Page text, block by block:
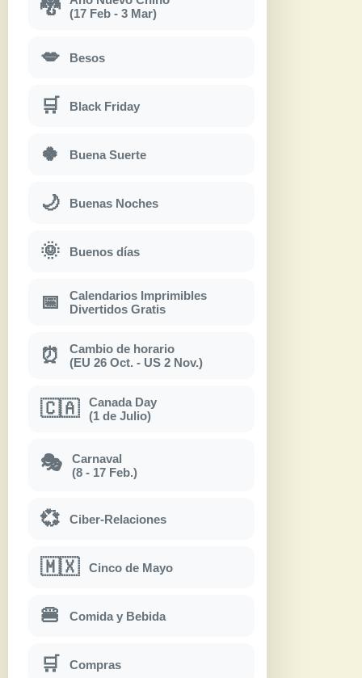
🐉
(17 Feb - 3 Mar)
💋 Besos
🛒 Black Friday
🍀 Buena Suerte
🌙 Buenas Noches
🌞 Buenos días
📅
Calendarios Imprimibles
Divertidos Gratis
⏰
Cambio de horario
(EU 26 Oct. - US 2 Nov.)
🇨🇦
Canada Day
(1 de Julio)
🎭
Carnaval
(8 - 17 Feb.)
💞 Ciber-Relaciones
🇲🇽 Cinco de Mayo
🍔 Comida y Bebida
🛒 Compras